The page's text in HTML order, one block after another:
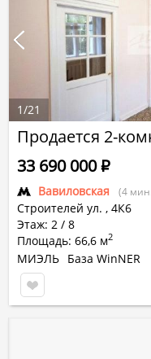
Продается 2-
Вавиловская (4
Строителей ул. , 4К6
Этаж: 2 / 8
Площадь: 66,6 м2
33 690 000Р
МИЭЛЬ База WinNER
1/21